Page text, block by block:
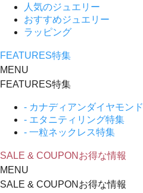
人気のジュエリー
おすすめジュエリー
ラッピング
FEATURES特集
MENU
FEATURES特集
- カナディアンダイヤモンド
- エタニティリング特集
- 一粒ネックレス特集
SALE & COUPON お得な情報
MENU
SALE & COUPON お得な情報